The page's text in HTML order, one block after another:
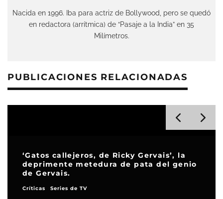
Nacida en 1996. Iba para actriz de Bollywood, pero se quedó
en redactora (arrítmica) de “Pasaje a la India” en 35
Milímetros.
PUBLICACIONES RELACIONADAS
‘Gatos callejeros, de Ricky Gervais’, la
deprimente metedura de pata del genio
de Gervais.
Críticas Series de TV